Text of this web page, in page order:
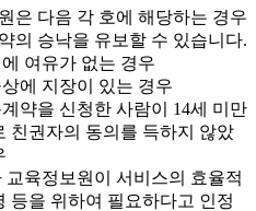
은 다음 각 호에 해당하는 경우
의 승낙을 유보할 수 있습니다.
여유가 없는 경우
에 지장이 있는 경우
약을 신청한 사람이 14세 미만
친권자의 동의를 득하지 않았
교육정보원이 서비스의 효율적
등을 위하여 필요하다고 인정